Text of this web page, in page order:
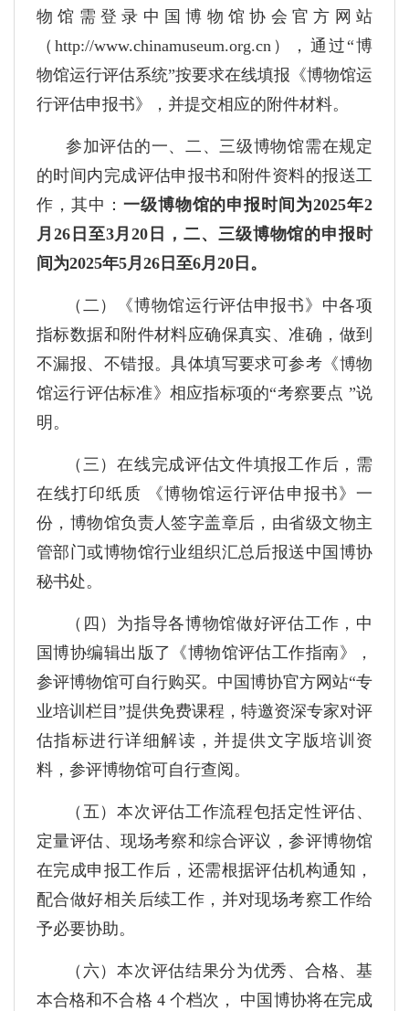
物馆需登录中国博物馆协会官方网站
（http://www.chinamuseum.org.cn），通过“博
物馆运行评估系统”按要求在线填报《博物馆运
行评估申报书》，并提交相应的附件材料。
参加评估的一、二、三级博物馆需在规定
的时间内完成评估申报书和附件资料的报送工
作，其中： 一级博物馆的申报时间为2025年2
月26日至3月20日，二、三级博物馆的申报时
间为2025年5月26日至6月20日。
（二）《博物馆运行评估申报书》中各项
指标数据和附件材料应确保真实、准确，做到
不漏报、不错报。具体填写要求可参考《博物
馆运行评估标准》相应指标项的“考察要点 ”说
明。
（三）在线完成评估文件填报工作后，需
在线打印纸质 《博物馆运行评估申报书》一
份，博物馆负责人签字盖章后，由省级文物主
管部门或博物馆行业组织汇总后报送中国博协
秘书处。
（四）为指导各博物馆做好评估工作，中
国博协编辑出版了《博物馆评估工作指南》，
参评博物馆可自行购买。中国博协官方网站“专
业培训栏目”提供免费课程，特邀资深专家对评
估指标进行详细解读，并提供文字版培训资
料，参评博物馆可自行查阅。
（五）本次评估工作流程包括定性评估、
定量评估、现场考察和综合评议，参评博物馆
在完成申报工作后，还需根据评估机构通知，
配合做好相关后续工作，并对现场考察工作给
予必要协助。
（六）本次评估结果分为优秀、合格、基
本合格和不合格 4 个档次， 中国博协将在完成